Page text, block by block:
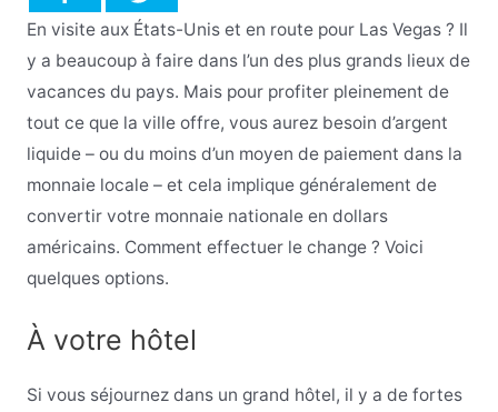
En visite aux États-Unis et en route pour Las Vegas ? Il
y a beaucoup à faire dans l’un des plus grands lieux de
vacances du pays. Mais pour profiter pleinement de
tout ce que la ville offre, vous aurez besoin d’argent
liquide – ou du moins d’un moyen de paiement dans la
monnaie locale – et cela implique généralement de
convertir votre monnaie nationale en dollars
américains. Comment effectuer le change ? Voici
quelques options.
À votre hôtel
Si vous séjournez dans un grand hôtel, il y a de fortes